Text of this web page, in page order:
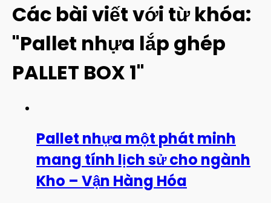
Các bài viết với từ khóa:
"Pallet nhựa lắp ghép
PALLET BOX 1"
Pallet nhựa một phát minh
mang tính lịch sử cho ngành
Kho – Vận Hàng Hóa